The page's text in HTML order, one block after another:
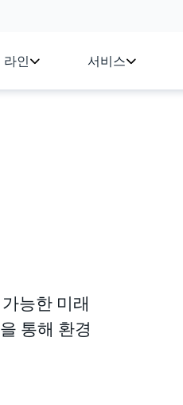
라인 서비스
능한 미래
통해 환경